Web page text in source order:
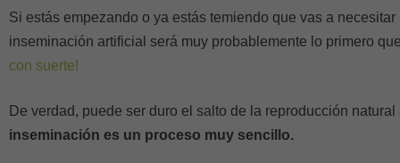
Si estás empezando o ya estás temiendo que vas a
inseminación artificial será muy probablemente lo primero
con suerte!
De verdad, puede ser duro el salto de la reproducción
inseminación es un proceso muy sencillo.